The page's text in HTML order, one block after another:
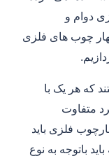
دوام و
چوب های فلزی
که هر یک با
متفاوت
فلزی باید
باتوجه به نوع